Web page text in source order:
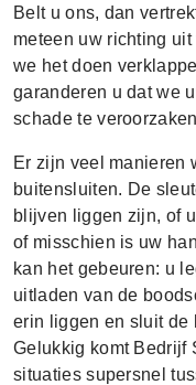
Belt u ons, dan
meteen uw richting
we het doen
garanderen u dat we
schade te
Er zijn veel manieren
buitensluiten. De
blijven liggen zijn, of
of misschien is uw
kan het gebeuren: u
uitladen van de
erin liggen en sluit de
Gelukkig komt Bedrijf
situaties supersnel